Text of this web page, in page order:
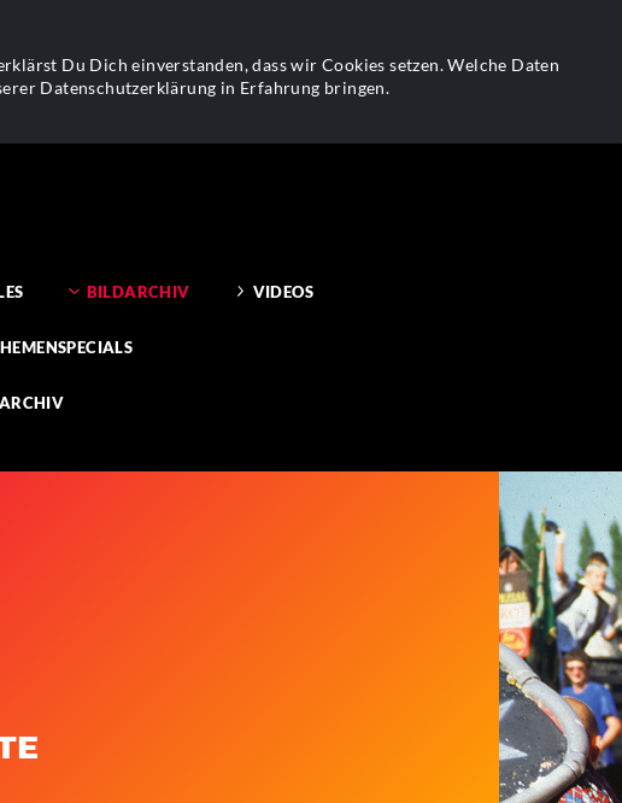
Du Dich einverstanden, dass wir Cookies setzen. Welche Daten
Datenschutzerklärung in Erfahrung bringen.
BILDARCHIV VIDEOS